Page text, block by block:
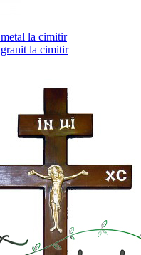
la cimitir
la cimitir